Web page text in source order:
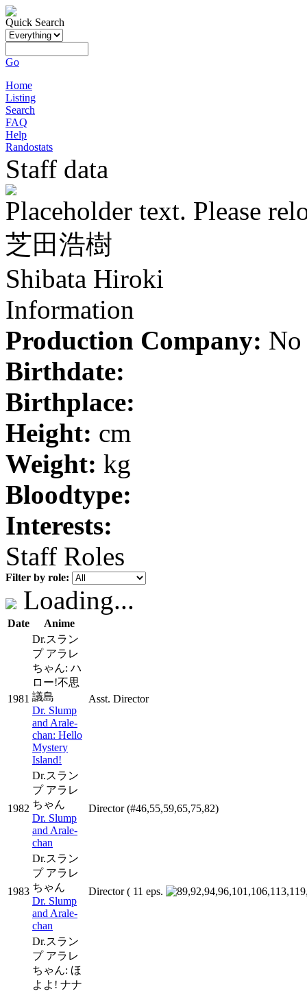
Quick Search
Go
Home
Listing
Search
FAQ
Help
Randostats
Staff data
Placeholder text. Please
芝田浩樹
Shibata Hiroki
Information
Production Company: No
Birthdate:
Birthplace:
Height: cm
Weight: kg
Bloodtype:
Interests:
Staff Roles
Filter by role:
Loading...
Date Anime
1981
Dr.スラン
プ アラレ
ちゃん: ハ
ロー!不思
議島
Dr. Slump
and Arale-
chan: Hello
Mystery
Island!
Asst. Director
1982
Dr.スラン
プ アラレ
ちゃん
Dr. Slump
and Arale-
chan
Director(#46,55,59,65,75,82)
1983
Dr.スラン
プ アラレ
ちゃん
Dr. Slump
and Arale-
chan
Director( 11 eps.
Dr.スラン
プ アラレ
ちゃん: ほ
よよ! ナナ